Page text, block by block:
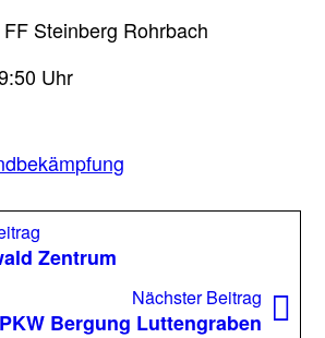
FF Steinberg Rohrbach
Uhr
Beitrag:
Zentrum
Nächster Beitrag
PKW Bergung Luttengraben